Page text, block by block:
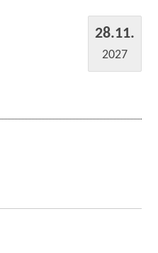
28.11.
2027